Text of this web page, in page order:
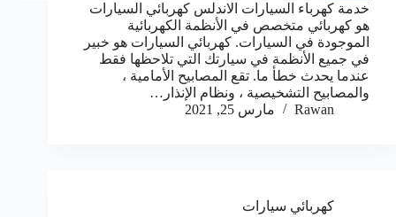
خدمة كهرباء السيارات الاندلس كهربائي السيارات
هو كهربائي متخصص في الأنظمة الكهربائية
الموجودة في السيارات. كهربائي السيارات هو خبير
في جميع الأنظمة في سيارتك التي تلاحظها فقط
عندما يحدث خطأ ما. تقع المصابيح الأمامية ،
والمصابيح التشخيصية ، ونظام الإنذار…
Rawan
مارس 25, 2021
كهربائي سيارات